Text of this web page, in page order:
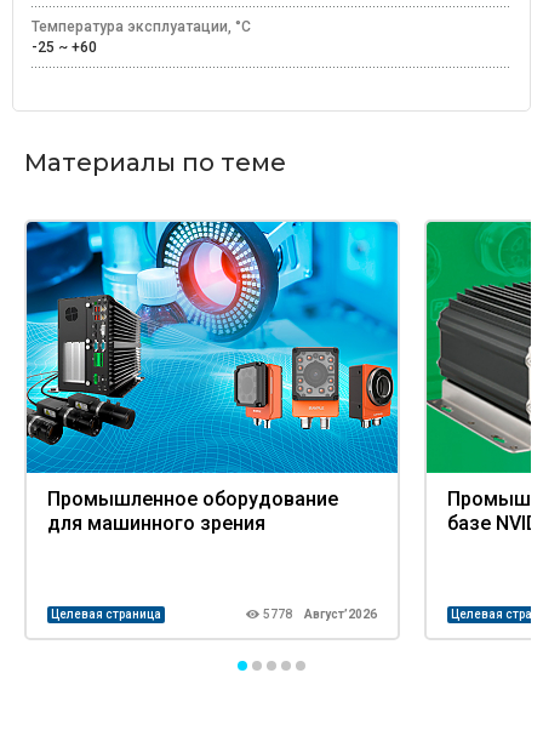
Температура эксплуатации, °C
-25 ~ +60
Материалы по теме
Промышленное оборудование
для машинного зрения
Целевая страница 5778 Август’2026
базе
Целевая